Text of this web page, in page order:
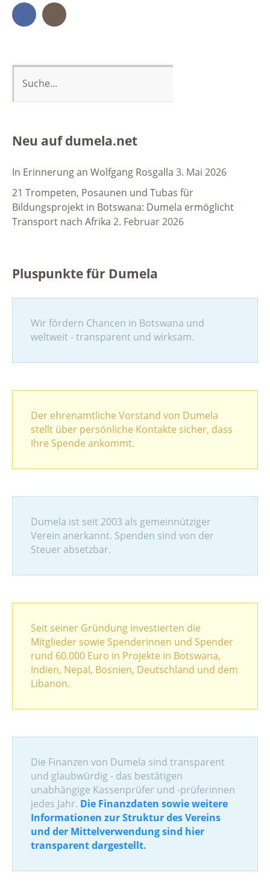
Facebook
Neu auf dumela.net
In Erinnerung an Wolfgang Rosgalla 3. Mai 2026
21 Trompeten, Posaunen und Tubas für
Bildungsprojekt in Botswana: Dumela ermöglicht
Transport nach Afrika 2. Februar 2026
Pluspunkte für Dumela
Wir fördern Chancen in Botswana und
weltweit - transparent und wirksam.
Der ehrenamtliche Vorstand von Dumela
stellt über persönliche Kontakte sicher, dass
Ihre Spende ankommt.
Dumela ist seit 2003 als gemeinnütziger
Verein anerkannt. Spenden sind von der
Steuer absetzbar.
Seit seiner Gründung investierten die
Mitglieder sowie Spenderinnen und Spender
rund 60.000 Euro in Projekte in Botswana,
Indien, Nepal, Bosnien, Deutschland und dem
Libanon.
Die Finanzen von Dumela sind transparent
und glaubwürdig - das bestätigen
unabhängige Kassenprüfer und -prüferinnen
jedes Jahr. Die Finanzdaten sowie weitere
Informationen zur Struktur des Vereins
und der Mittelverwendung sind hier
transparent dargestellt.